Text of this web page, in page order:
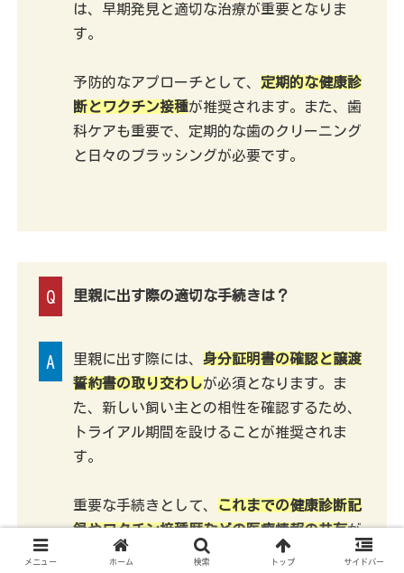
は、早期発見と適切な治療が重要となりま
す。
予防的なアプローチとして、 定期的な健康診
断とワクチン接種が推奨されます。また、歯
科ケアも重要で、定期的な歯のクリーニング
と日々のブラッシングが必要です。
Q 里親に出す際の適切な手続きは？
A 里親に出す際には、 身分証明書の確認と譲渡
誓約書の取り交わしが必須となります。ま
た、新しい飼い主との相性を確認するため、
トライアル期間を設けることが推奨されま
す。
重要な手続きとして、
これまでの健康診断記
録やワクチン接種歴などの医療情報の共有が
必要です。また、これまでの食事内容や生活
メニュー ホーム 検索 トップ サイドバー